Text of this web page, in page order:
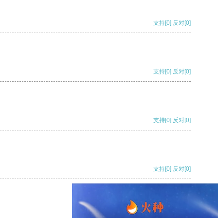
支持[0] 反对[0]
支持[0] 反对[0]
支持[0] 反对[0]
支持[0] 反对[0]